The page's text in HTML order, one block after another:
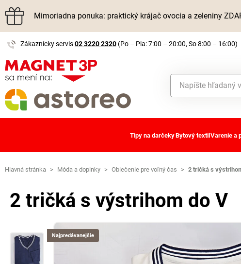
Mimoriadna ponuka: praktický krájač ovocia a zeleniny
Zákaznícky servis02 3220 2320 (Po – Pia: 7:00 – 20:00, So 8:00 – 16:00)
Tipy na darčekyBytový textil Varenie a
Hlavná stránka > Móda a doplnky > Oblečenie pre voľný čas > 2 tričká s
2 tričká s výstrihom do V
Najpredávanejšie